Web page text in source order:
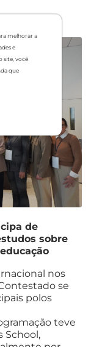
melhorar a
e
site, você
que
de
sobre
nos
se
polos
teve
School,